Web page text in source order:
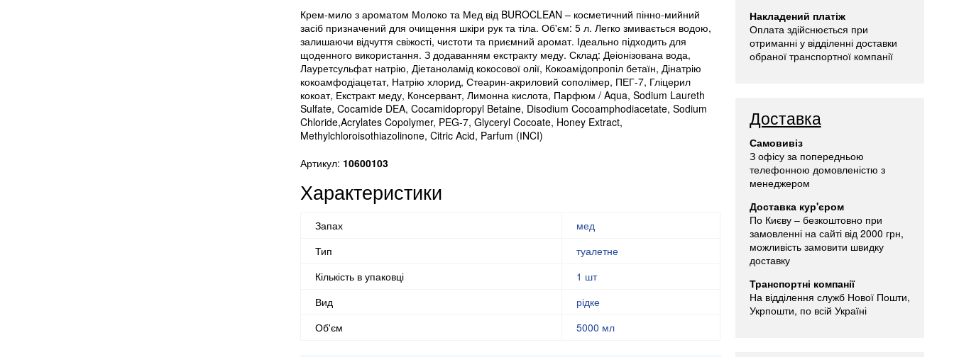
Крем-мило з ароматом Молоко та Мед від BUROCLEAN – косметичний пінно-мийний
засіб призначений для очищення шкіри рук та тіла. Об'єм: 5 л. Легко змивається водою,
залишаючи відчуття свіжості, чистоти та приємний аромат. Ідеально підходить для
щоденного використання. З додаванням екстракту меду. Склад: Деіонізована вода,
Лауретсульфат натрію, Діетаноламід кокосової олії, Кокоамідопропіл бетаїн, Дінатрію
кокоамфодіацетат, Натрію хлорид, Стеарин-акриловий сополімер, ПЕГ-7, Гліцерил
кокоат, Екстракт меду, Консервант, Лимонна кислота, Парфюм / Aqua, Sodium Laureth
Sulfate, Cocamide DEA, Cocamidopropyl Betaine, Disodium Cocoamphodiacetate, Sodium
Chloride,Acrylates Copolymer, PEG-7, Glyceryl Cocoate, Honey Extract,
Methylchloroisothiazolinone, Citric Acid, Parfum (ІNCI)
Артикул: 10600103
Характеристики
Запах
мед
Тип
туалетне
Кількість в упаковці
1 шт
Вид
рідке
Об'єм
5000 мл
Накладений платіж
Оплата здійснюється при
отриманні у відділенні доставки
обраної транспортної компанії
Доставка
Самовивіз
З офісу за попередньою
телефонною домовленістю з
менеджером
Доставка кур'єром
По Києву – безкоштовно при
замовленні на сайті від 2000 грн,
можливість замовити швидку
доставку
Транспортні компанії
На відділення служб Нової Пошти,
Укрпошти, по всій Україні